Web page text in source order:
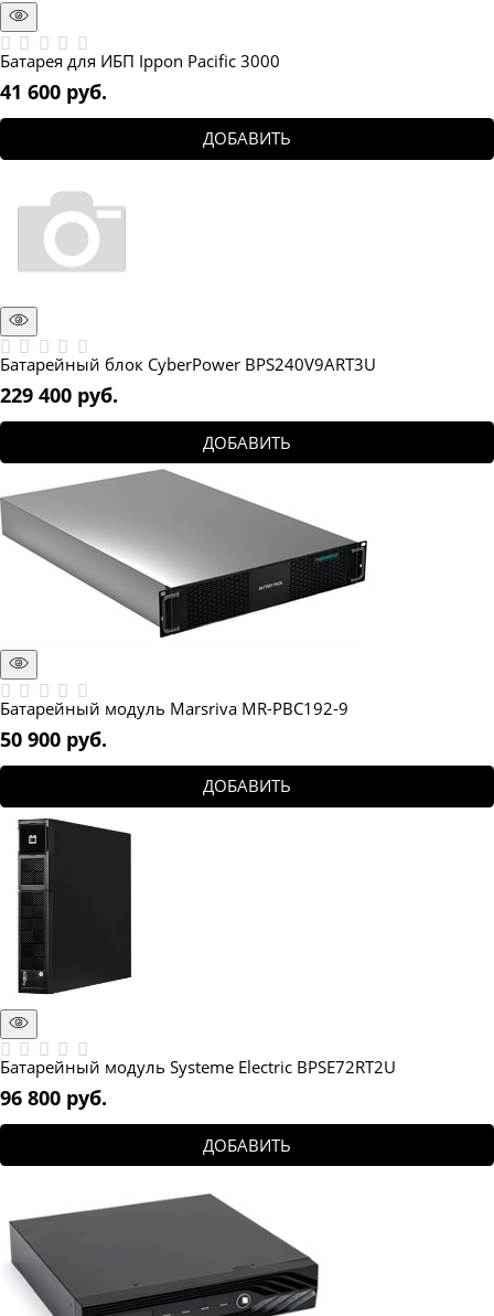
Батарея для ИБП Ippon Pacific 3000
41 600 руб.
ДОБАВИТЬ
Батарейный блок CyberPower BPS240V9ART3U
229 400 руб.
ДОБАВИТЬ
Батарейный модуль Marsriva MR-PBC192-9
50 900 руб.
ДОБАВИТЬ
Батарейный модуль Systeme Electric BPSE72RT2U
96 800 руб.
ДОБАВИТЬ